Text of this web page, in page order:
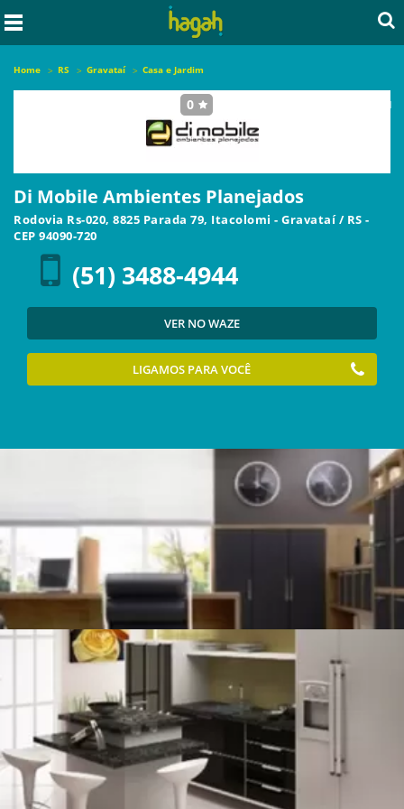
Home RS Gravataí Casa e Jardim
0 seja o primeiro a avaliar este local
Di Mobile Ambientes Planejados
Rodovia Rs-020, 8825 Parada 79, Itacolomi - Gravataí/ RS -
CEP 94090-720
(51) 3488-4944
VER NO WAZE
LIGAMOS PARA VOCÊ